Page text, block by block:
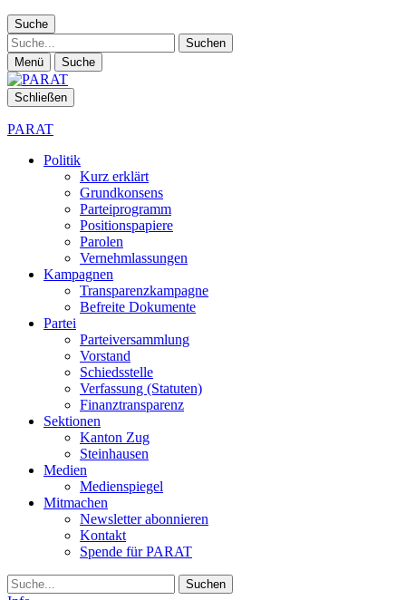
Suche
Suche
Menü Suche
Schließen
PARAT
Politik
Kurz erklärt
Grundkonsens
Parteiprogramm
Positionspapiere
Parolen
Vernehmlassungen
Kampagnen
Transparenzkampagne
Befreite Dokumente
Partei
Parteiversammlung
Vorstand
Schiedsstelle
Verfassung (Statuten)
Finanztransparenz
Sektionen
Kanton Zug
Steinhausen
Medien
Medienspiegel
Mitmachen
Newsletter abonnieren
Kontakt
Spende für PARAT
Suche